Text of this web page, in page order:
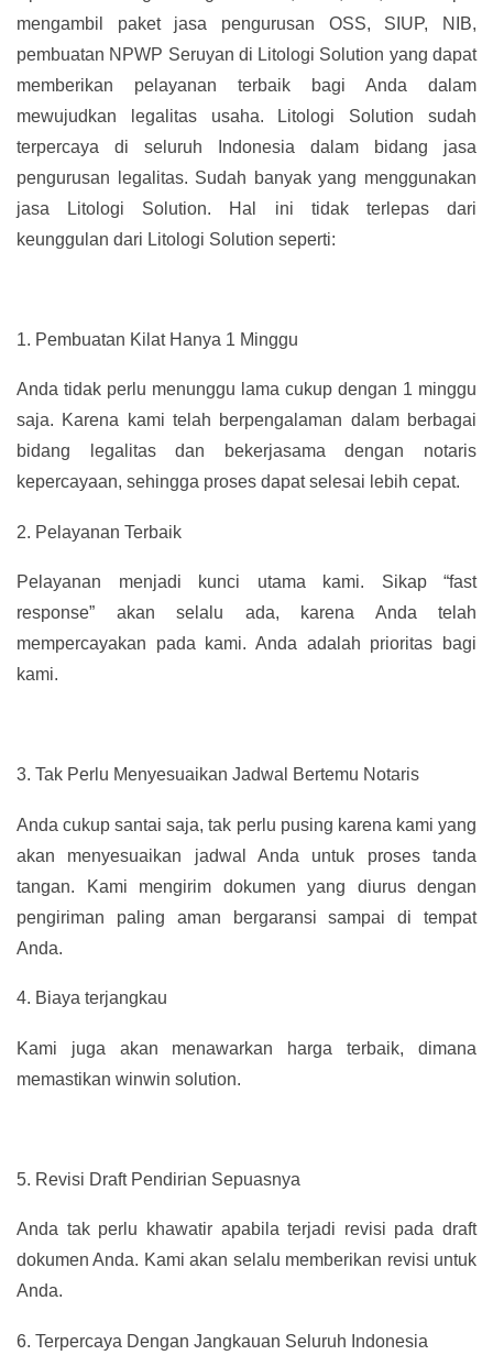
mengambil paket jasa pengurusan OSS, SIUP, NIB,
pembuatan NPWP Seruyan di Litologi Solution yang dapat
memberikan pelayanan terbaik bagi Anda dalam
mewujudkan legalitas usaha. Litologi Solution sudah
terpercaya di seluruh Indonesia dalam bidang jasa
pengurusan legalitas. Sudah banyak yang menggunakan
jasa Litologi Solution. Hal ini tidak terlepas dari
keunggulan dari Litologi Solution seperti:
1. Pembuatan Kilat Hanya 1 Minggu
Anda tidak perlu menunggu lama cukup dengan 1 minggu
saja. Karena kami telah berpengalaman dalam berbagai
bidang legalitas dan bekerjasama dengan notaris
kepercayaan, sehingga proses dapat selesai lebih cepat.
2. Pelayanan Terbaik
Pelayanan menjadi kunci utama kami. Sikap “fast
response” akan selalu ada, karena Anda telah
mempercayakan pada kami. Anda adalah prioritas bagi
kami.
3. Tak Perlu Menyesuaikan Jadwal Bertemu Notaris
Anda cukup santai saja, tak perlu pusing karena kami yang
akan menyesuaikan jadwal Anda untuk proses tanda
tangan. Kami mengirim dokumen yang diurus dengan
pengiriman paling aman bergaransi sampai di tempat
Anda.
4. Biaya terjangkau
Kami juga akan menawarkan harga terbaik, dimana
memastikan winwin solution.
5. Revisi Draft Pendirian Sepuasnya
Anda tak perlu khawatir apabila terjadi revisi pada draft
dokumen Anda. Kami akan selalu memberikan revisi untuk
Anda.
6. Terpercaya Dengan Jangkauan Seluruh Indonesia